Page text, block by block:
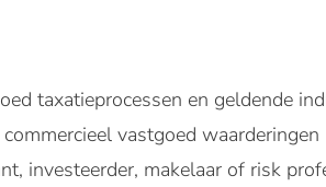
taxatieprocessen en geldende
vastgoed waarderingen
investeerder, makelaar of risk